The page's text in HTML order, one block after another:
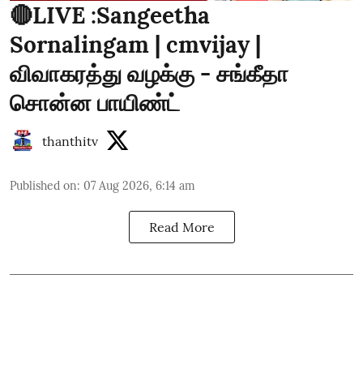
🔴LIVE :Sangeetha
Sornalingam | cmvijay |
விவாகரத்து வழக்கு - சங்கீதா
சொன்ன பாயிண்ட்
thanthitv
Published on: 07 Aug 2026, 6:14 am
Read More